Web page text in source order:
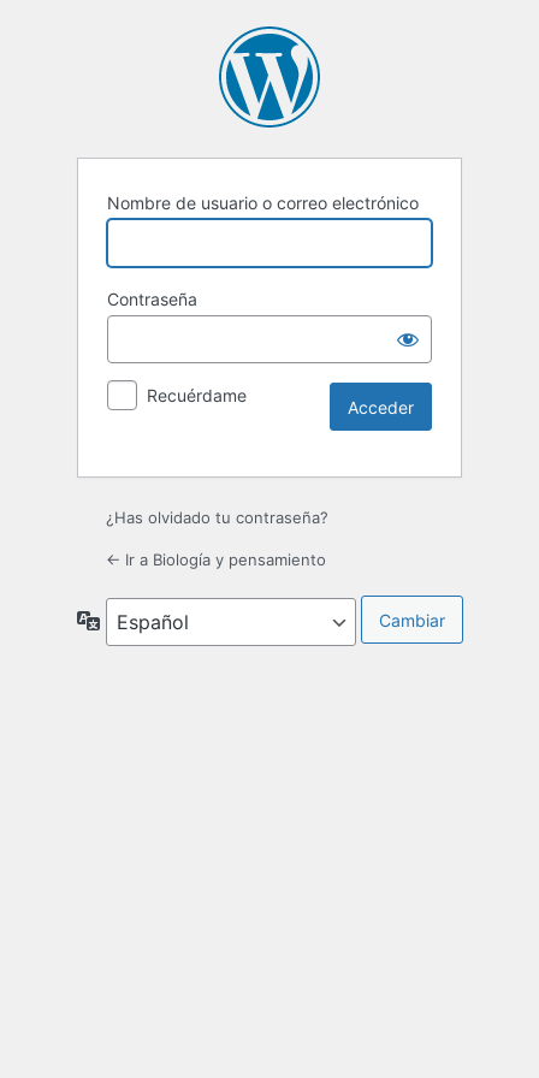
Nombre de usuario o correo electrónico
Contraseña
Recuérdame
¿Has olvidado tu contraseña?
← Ir a Biología y pensamiento
Idioma